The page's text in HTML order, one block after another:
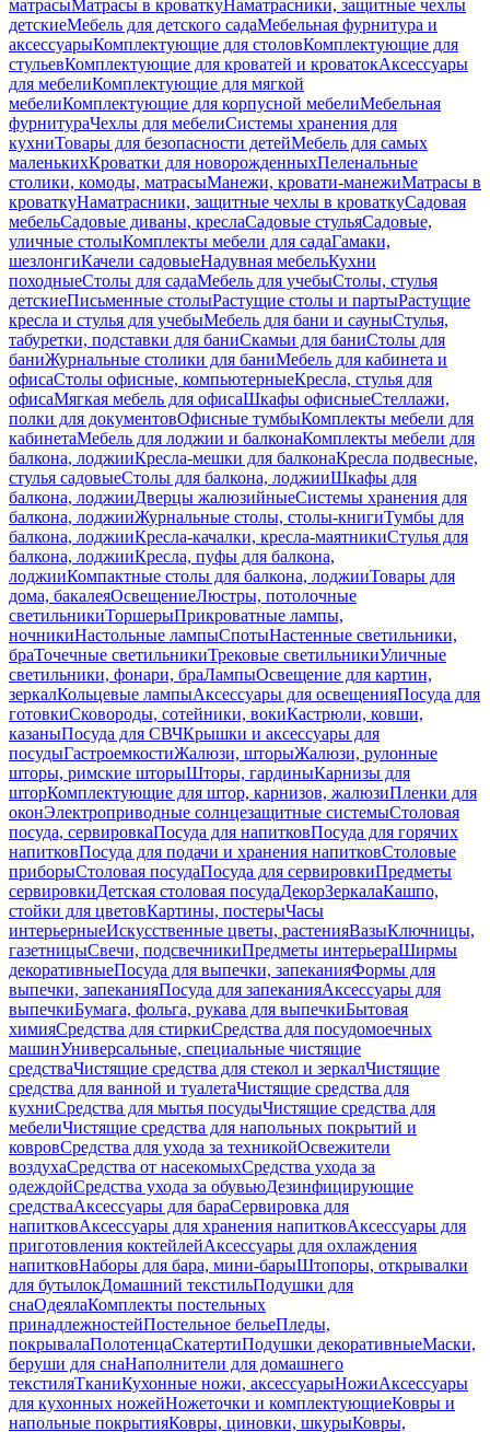
матрасыМатрасы в кроваткуНаматрасники, защитные чехлы
детскиеМебель для детского садаМебельная фурнитура и
аксессуарыКомплектующие для столовКомплектующие для
стульевКомплектующие для кроватей и кроватокАксессуары
для мебелиКомплектующие для мягкой
мебелиКомплектующие для корпусной мебелиМебельная
фурнитураЧехлы для мебелиСистемы хранения для
кухниТовары для безопасности детейМебель для самых
маленькихКроватки для новорожденныхПеленальные
столики, комоды, матрасыМанежи, кровати-манежиМатрасы в
кроваткуНаматрасники, защитные чехлы в кроваткуСадовая
мебельСадовые диваны, креслаСадовые стульяСадовые,
уличные столыКомплекты мебели для садаГамаки,
шезлонгиКачели садовыеНадувная мебельКухни
походныеСтолы для садаМебель для учебыСтолы, стулья
детскиеПисьменные столыРастущие столы и партыРастущие
кресла и стулья для учебыМебель для бани и сауныСтулья,
табуретки, подставки для баниСкамьи для баниСтолы для
баниЖурнальные столики для баниМебель для кабинета и
офисаСтолы офисные, компьютерныеКресла, стулья для
офисаМягкая мебель для офисаШкафы офисныеСтеллажи,
полки для документовОфисные тумбыКомплекты мебели для
кабинетаМебель для лоджии и балконаКомплекты мебели для
балкона, лоджииКресла-мешки для балконаКресла подвесные,
стулья садовыеСтолы для балкона, лоджииШкафы для
балкона, лоджииДверцы жалюзийныеСистемы хранения для
балкона, лоджииЖурнальные столы, столы-книгиТумбы для
балкона, лоджииКресла-качалки, кресла-маятникиСтулья для
балкона, лоджииКресла, пуфы для балкона,
лоджииКомпактные столы для балкона, лоджииТовары для
дома, бакалеяОсвещениеЛюстры, потолочные
светильникиТоршерыПрикроватные лампы,
ночникиНастольные лампыСпотыНастенные светильники,
браТочечные светильникиТрековые светильникиУличные
светильники, фонари, браЛампыОсвещение для картин,
зеркалКольцевые лампыАксессуары для освещенияПосуда для
готовкиСковороды, сотейники, вокиКастрюли, ковши,
казаныПосуда для СВЧКрышки и аксессуары для
посудыГастроемкостиЖалюзи, шторыЖалюзи, рулонные
шторы, римские шторыШторы, гардиныКарнизы для
шторКомплектующие для штор, карнизов, жалюзиПленки для
оконЭлектроприводные солнцезащитные системыСтоловая
посуда, сервировкаПосуда для напитковПосуда для горячих
напитковПосуда для подачи и хранения напитковСтоловые
приборыСтоловая посудаПосуда для сервировкиПредметы
сервировкиДетская столовая посудаДекорЗеркалаКашпо,
стойки для цветовКартины, постерыЧасы
интерьерныеИскусственные цветы, растенияВазыКлючницы,
газетницыСвечи, подсвечникиПредметы интерьераШирмы
декоративныеПосуда для выпечки, запеканияФормы для
выпечки, запеканияПосуда для запеканияАксессуары для
выпечкиБумага, фольга, рукава для выпечкиБытовая
химияСредства для стиркиСредства для посудомоечных
машинУниверсальные, специальные чистящие
средстваЧистящие средства для стекол и зеркалЧистящие
средства для ванной и туалетаЧистящие средства для
кухниСредства для мытья посудыЧистящие средства для
мебелиЧистящие средства для напольных покрытий и
ковровСредства для ухода за техникойОсвежители
воздухаСредства от насекомыхСредства ухода за
одеждойСредства ухода за обувьюДезинфицирующие
средстваАксессуары для бараСервировка для
напитковАксессуары для хранения напитковАксессуары для
приготовления коктейлейАксессуары для охлаждения
напитковНаборы для бара, мини-барыШтопоры, открывалки
для бутылокДомашний текстильПодушки для
снаОдеялаКомплекты постельных
принадлежностейПостельное бельеПледы,
покрывалаПолотенцаСкатертиПодушки декоративныеМаски,
беруши для снаНаполнители для домашнего
текстиляТканиКухонные ножи, аксессуарыНожиАксессуары
для кухонных ножейНожеточки и комплектующиеКовры и
напольные покрытияКовры, циновки, шкурыКовры,